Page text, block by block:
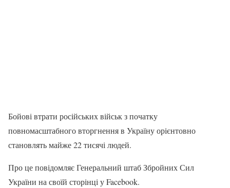
Бойові втрати російських військ з початку
повномасштабного вторгнення в Україну орієнтовно
становлять майже 22 тисячі людей.
Про це повідомляє Генеральний штаб Збройних Сил
України на своїй сторінці у Facebook.